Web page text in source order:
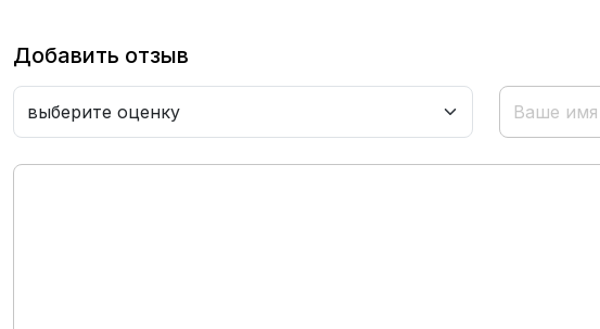
Добавить отзыв